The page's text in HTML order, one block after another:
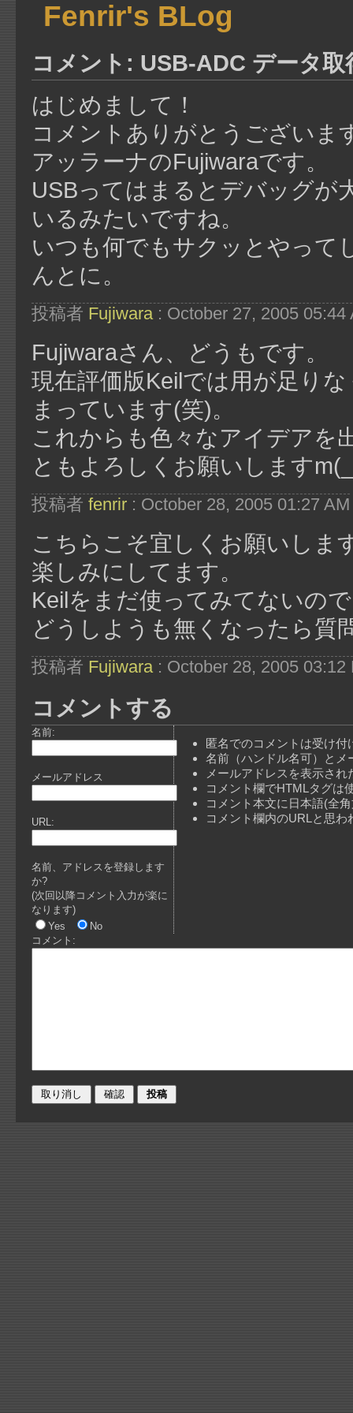
Fenrir's BLog
コメント: USB-ADC データ取
はじめまして！
コメントありがとうございま
アッラーナのFujiwaraです。
USBってはまるとデバッグが
いるみたいですね。
いつも何でもサクッとやって
んとに。
投稿者 Fujiwara: October 27, 2005 05:44
Fujiwaraさん、どうもです。
現在評価版Keilでは用が足り
まっています(笑)。
これからも色々なアイデアを
ともよろしくお願いします
投稿者 fenrir : October 28, 2005 01:27 AM
こちらこそ宜しくお願いしま
楽しみにしてます。
Keilをまだ使ってみてないの
どうしようも無くなったら質
投稿者 Fujiwara: October 28, 2005 03:12
コメントする
名前:
メールアドレス
URL:
名前、アドレスを登録します
か?
(次回以降コメント入力が楽に
なります)
Yes
No
匿名でのコメントは受け付
名前（ハンドル名可）とメ
メールアドレスを表示さ
コメント欄でHTMLタグは
コメント本文に日本語(全
コメント欄内のURLと思
コメント: